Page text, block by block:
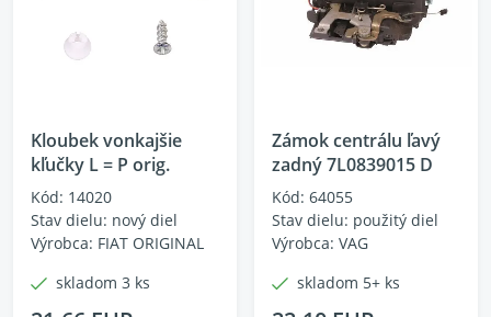
Kloubek vonkajšie
kľučky L = P orig.
Kód: 14020
Stav dielu: nový diel
Výrobca: FIAT ORIGINAL
skladom 3 ks
Zámok centrálu ľavý
zadný 7L0839015 D
Kód: 64055
Stav dielu: použitý diel
Výrobca: VAG
skladom 5+ ks